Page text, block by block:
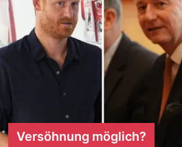
Versöhnung möglich?